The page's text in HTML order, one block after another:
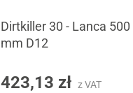
Dirtkiller 30 - Lanca 500
mm D12
423,13 zł z VAT